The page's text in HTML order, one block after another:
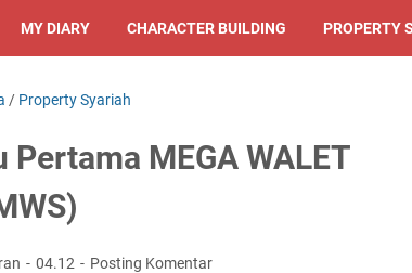
MY DIARY CHARACTER BUILDING PROPERTY
/ Property Syariah
Pertama MEGA WALET
04.12 Posting Komentar